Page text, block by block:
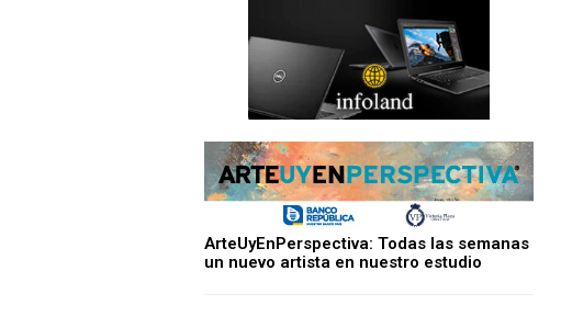
ArteUyEnPerspectiva: Todas las semanas
un nuevo artista en nuestro estudio